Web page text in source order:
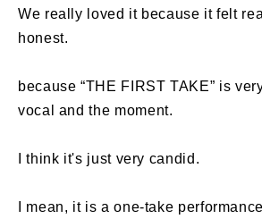
We really loved it because it felt
honest.
because “THE FIRST TAKE” is
vocal and the moment.
I think it's just very candid.
I mean, it is a one-take